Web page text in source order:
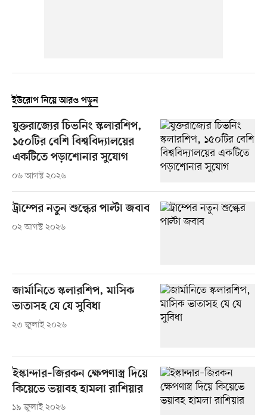
ইউরোপ নিয়ে আরও পড়ুন
যুক্তরাজ্যের চিভনিং স্কলারশিপ,
১৫০টির বেশি বিশ্ববিদ্যালয়ের
একটিতে পড়াশোনার সুযোগ
০৬ আগস্ট ২০২৬
ট্রাম্পের নতুন শুল্কের পাল্টা জবাব
০২ আগস্ট ২০২৬
জার্মানিতে স্কলারশিপ, মাসিক
ভাতাসহ যে যে সুবিধা
২৩ জুলাই ২০২৬
ইস্কান্দার–জিরকন ক্ষেপণাস্ত্র দিয়ে
কিয়েভে ভয়াবহ হামলা রাশিয়ার
১৯ জুলাই ২০২৬